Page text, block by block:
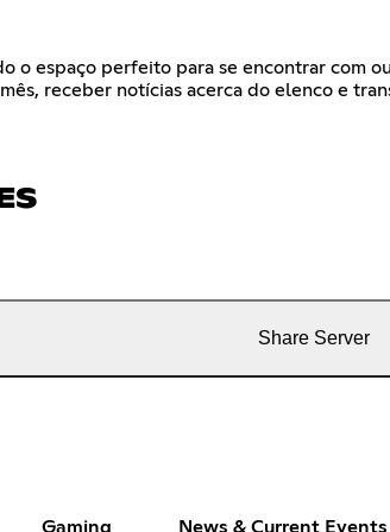
o espaço perfeito para se encontrar com
receber notícias acerca do elenco e
Share Server
Gaming News & Current Events